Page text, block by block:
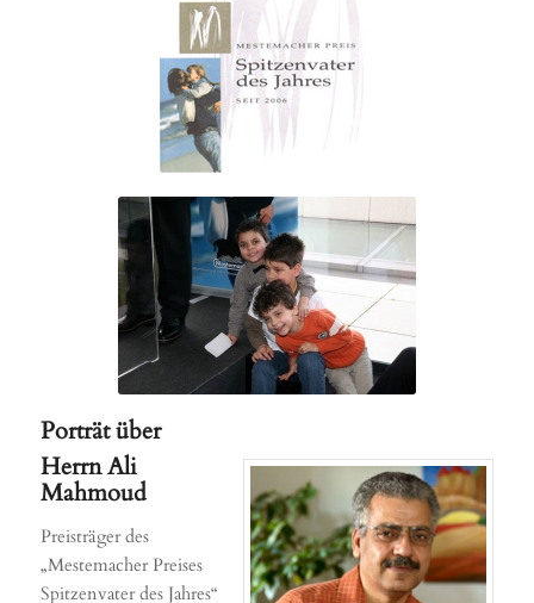
Porträt über
Herrn Ali
Mahmoud
Preisträger des
„Mestemacher Preises
Spitzenvater des Jahres“